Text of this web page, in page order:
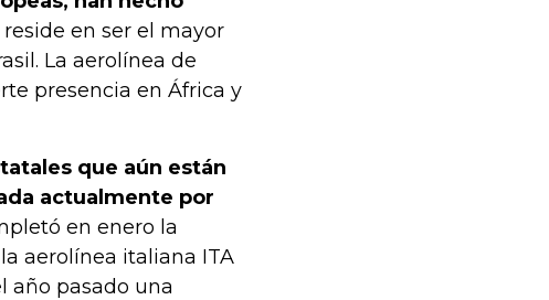
en ser el mayor
La aerolínea de
presencia en África y
que aún están
actualmente por
en enero la
aerolínea italiana ITA
año pasado una